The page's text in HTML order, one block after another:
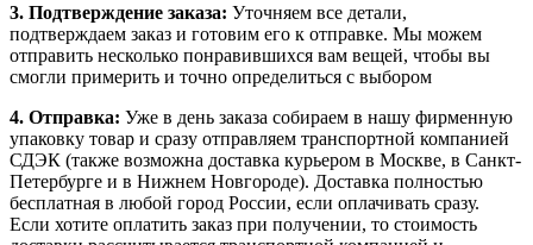
3. Подтверждение заказа: Уточняем все детали,
подтверждаем заказ и готовим его к отправке. Мы можем
отправить несколько понравившихся вам вещей, чтобы вы
смогли примерить и точно определиться с выбором
4. Отправка: Уже в день заказа собираем в нашу фирменную
упаковку товар и сразу отправляем транспортной компанией
СДЭК (также возможна доставка курьером в Москве, в Санкт-
Петербурге и в Нижнем Новгороде). Доставка полностью
бесплатная в любой город России, если оплачивать сразу.
Если хотите оплатить заказ при получении, то стоимость